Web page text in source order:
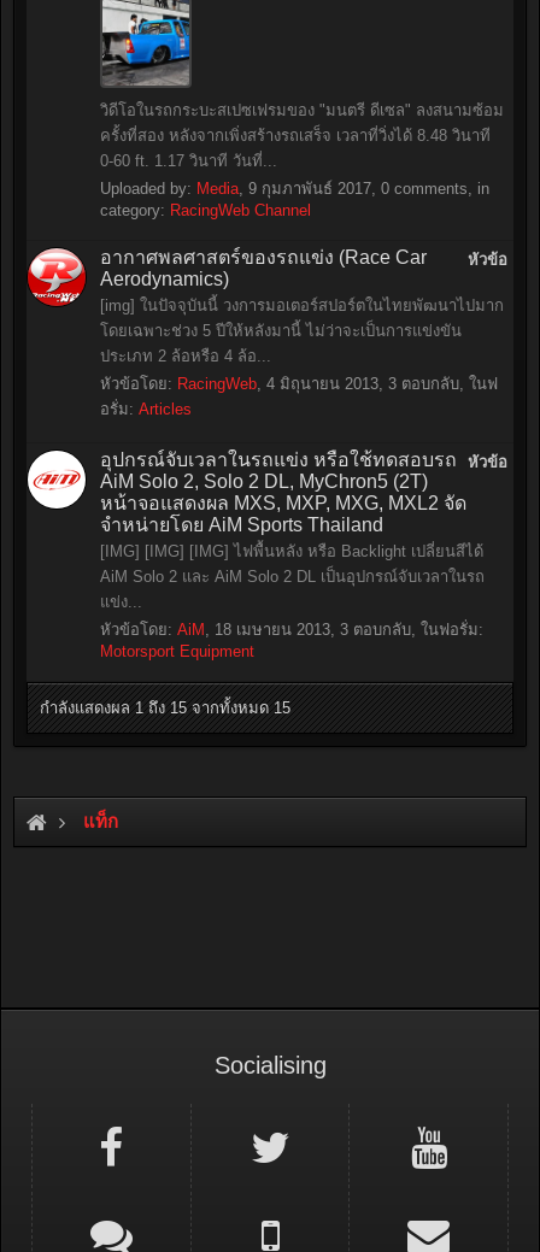
วิดีโอในรถกระบะสเปซเฟรมของ "มนตรี ดีเซล" ลงสนามซ้อม
ครั้งที่สอง หลังจากเพิ่งสร้างรถเสร็จ เวลาที่วิ่งได้ 8.48 วินาที
0-60 ft. 1.17 วินาที วันที่...
Uploaded by: Media, 9 กุมภาพันธ์ 2017, 0 comments, in
category: RacingWeb Channel
หัวข้อ
อากาศพลศาสตร์ของรถแข่ง (Race Car
Aerodynamics)
[img] ในปัจจุบันนี้ วงการมอเตอร์สปอร์ตในไทยพัฒนาไปมาก
โดยเฉพาะช่วง 5 ปีให้หลังมานี้ ไม่ว่าจะเป็นการแข่งขัน
ประเภท 2 ล้อหรือ 4 ล้อ...
หัวข้อโดย: RacingWeb, 4 มิถุนายน 2013, 3 ตอบกลับ, ในฟ
อรั่ม: Articles
หัวข้อ
อุปกรณ์จับเวลาในรถแข่ง หรือใช้ทดสอบรถ
AiM Solo 2, Solo 2 DL, MyChron5 (2T)
หน้าจอแสดงผล MXS, MXP, MXG, MXL2 จัด
จำหน่ายโดย AiM Sports Thailand
[IMG] [IMG] [IMG] ไฟพื้นหลัง หรือ Backlight เปลี่ยนสีได้
AiM Solo 2 และ AiM Solo 2 DL เป็นอุปกรณ์จับเวลาในรถ
แข่ง...
หัวข้อโดย: AiM , 18 เมษายน 2013, 3 ตอบกลับ, ในฟอรั่ม:
Motorsport Equipment
กำลังแสดงผล 1 ถึง 15 จากทั้งหมด 15
แท็ก
Socialising